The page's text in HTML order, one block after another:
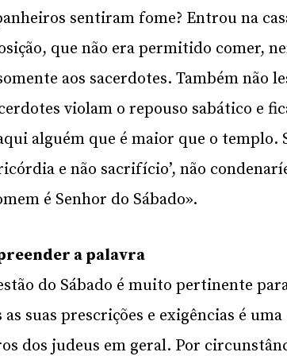
sentiram fome? Entrou na
que não era permitido comer,
aos sacerdotes. Também não
violam o repouso sabático e
alguém que é maior que o templo.
e não sacrifício’, não
é Senhor do Sábado».
a palavra
do Sábado é muito pertinente
as suas prescrições e exigências é
dos judeus em geral. Por